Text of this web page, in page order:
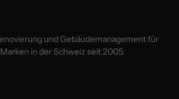
und Gebäudemanagement für
in der Schweiz seit 2005.